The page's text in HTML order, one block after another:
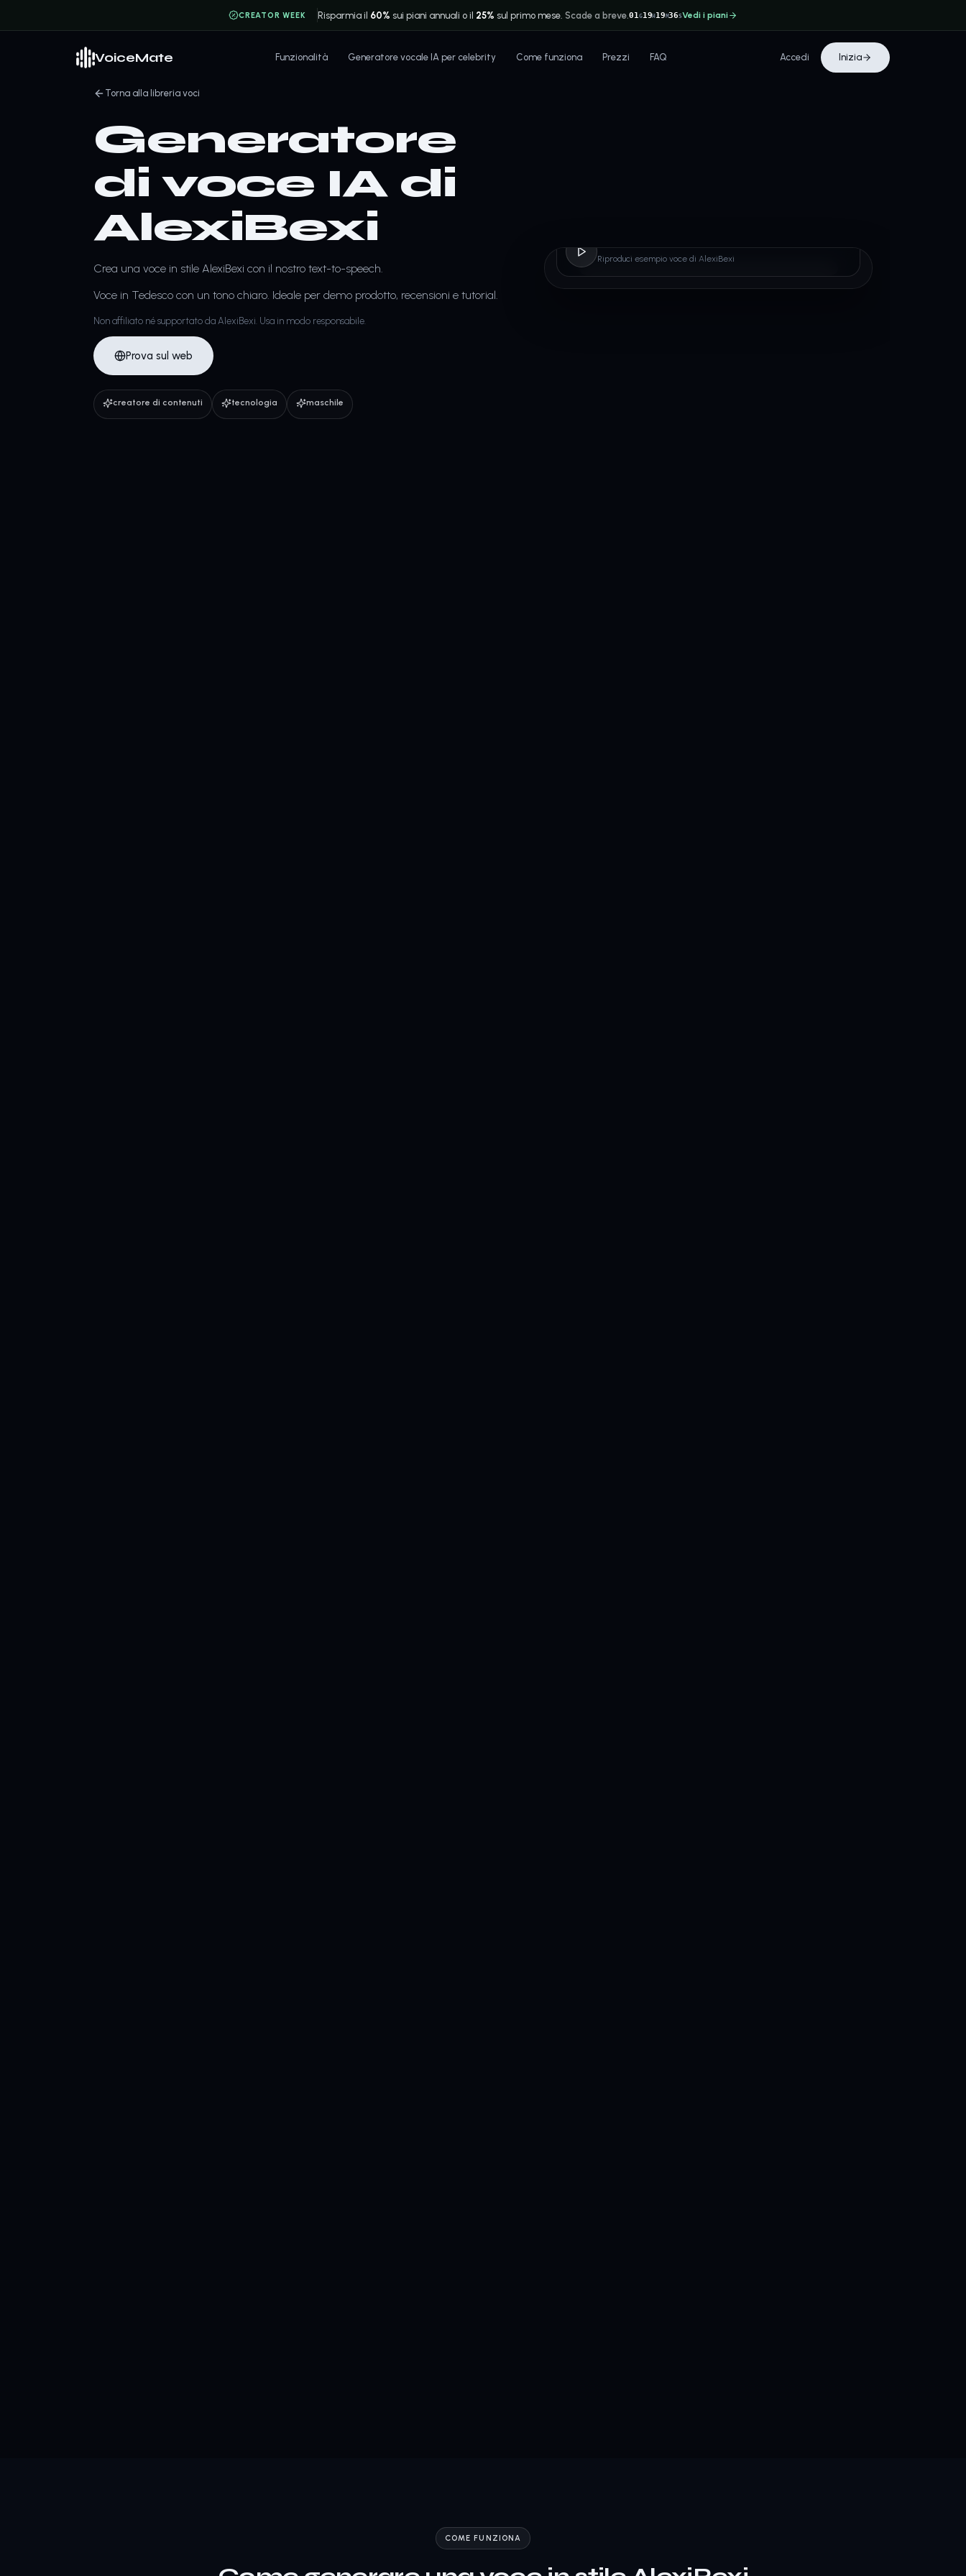
CREATOR WEEK Risparmia il 60% sui piani annuali o il 25% sul primo mese. Scade a breve.01 G19H19M36SVedi i piani
VoiceMate Funzionalità Generatore vocale IA per celebrity Come funziona Prezzi FAQ Accedi Inizia
Torna alla libreria voci
Generatore
di voce IA di
AlexiBexi
Crea una voce in stile AlexiBexi con il nostro text-to-speech.
Voce in Tedesco con un tono chiaro. Ideale per demo prodotto, recensioni e tutorial.
Non affiliato né supportato da AlexiBexi. Usa in modo responsabile.
Prova sul web
creatore di contenuti tecnologia maschile
Riproduci esempio voce di AlexiBexi
COME FUNZIONA